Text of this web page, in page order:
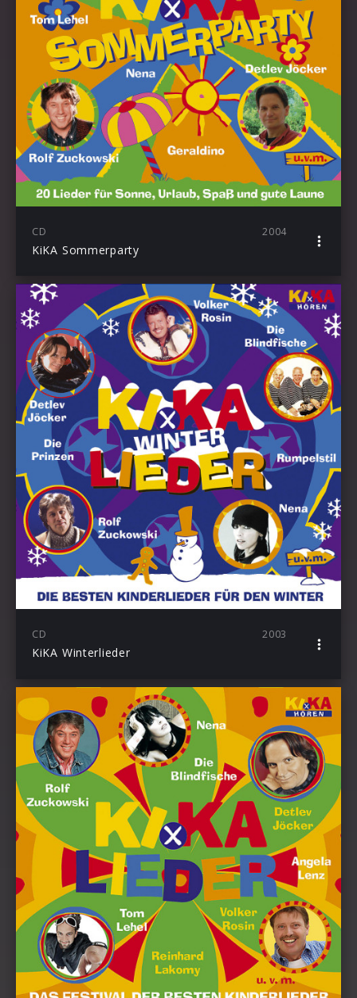
CD 2004
KiKA Sommerparty
CD 2003
KiKA Winterlieder